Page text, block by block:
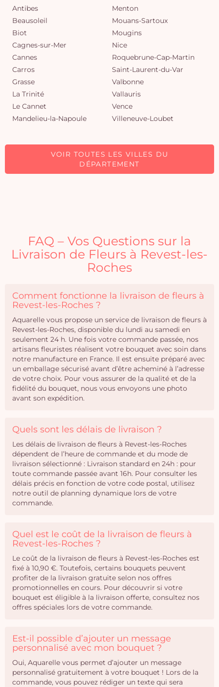
Antibes
Beausoleil
Biot
Cagnes-sur-Mer
Cannes
Carros
Grasse
La Trinité
Le Cannet
Mandelieu-la-Napoule
Menton
Mouans-Sartoux
Mougins
Nice
Roquebrune-Cap-Martin
Saint-Laurent-du-Var
Valbonne
Vallauris
Vence
Villeneuve-Loubet
VOIR TOUTES LES VILLES DU
DÉPARTEMENT
FAQ – Vos Questions sur la
Livraison de Fleurs à Revest-les-
Roches
Comment fonctionne la livraison de fleurs à
Revest-les-Roches ?
Aquarelle vous propose un service de livraison de fleurs à
Revest-les-Roches, disponible du lundi au samedi en
seulement 24 h. Une fois votre commande passée, nos
artisans fleuristes réalisent votre bouquet avec soin dans
notre manufacture en France. Il est ensuite préparé avec
un emballage sécurisé avant d’être acheminé à l’adresse
de votre choix. Pour vous assurer de la qualité et de la
fidélité du bouquet, nous vous envoyons une photo
avant son expédition.
Quels sont les délais de livraison ?
Les délais de livraison de fleurs à Revest-les-Roches
dépendent de l’heure de commande et du mode de
livraison sélectionné : Livraison standard en 24h : pour
toute commande passée avant 16h. Pour consulter les
délais précis en fonction de votre code postal, utilisez
notre outil de planning dynamique lors de votre
commande.
Quel est le coût de la livraison de fleurs à
Revest-les-Roches ?
Le coût de la livraison de fleurs à Revest-les-Roches est
fixé à 10,90 €. Toutefois, certains bouquets peuvent
profiter de la livraison gratuite selon nos offres
promotionnelles en cours. Pour découvrir si votre
bouquet est éligible à la livraison offerte, consultez nos
offres spéciales lors de votre commande.
Est-il possible d’ajouter un message
personnalisé avec mon bouquet ?
Oui, Aquarelle vous permet d’ajouter un message
personnalisé gratuitement à votre bouquet ! Lors de la
commande, vous pouvez rédiger un texte qui sera